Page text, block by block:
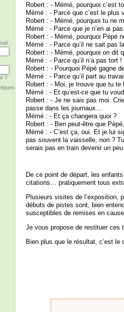
:
?
Robert : - Mémé, pourquoi c’est
Mémé : - Parce que c’est le plus
Robert : - Mémé, pourquoi tu ne
Mémé : - Parce que je n’en ai pas.
Robert : - Mémé, pourquoi Pépé
Mémé : - Parce qu’il ne sait pas
Robert : - Mémé, pourquoi on dit
Mémé : - Parce qu’il n’a pas tort !
Robert : - Pourquoi Pépé gagne
Mémé : - Parce qu’il part au
Robert : - Moi, je trouve que tu te
Mémé : - Et qu’est-ce que tu
Robert : - Je ne sais pas moi.
passe dans les journaux…
Mémé : - Et ça changera quoi ?
Robert : - Ben peut-être que
Mémé : - C’est ça, oui. Et je lui
pas souvent la vaisselle, non ?
serais pas en train devenir un
De ce point de départ, les
citations… pratiquement tous
Plusieurs visites de l’exposition,
débuts de pistes sont, bien
susceptibles de remises en cause.
Je vous propose de restituer ces
Bien plus que le résultat, c’est le